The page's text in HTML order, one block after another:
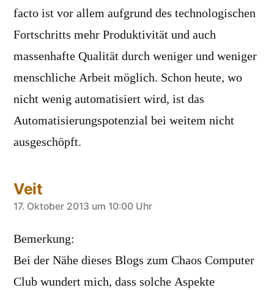
facto ist vor allem aufgrund des technologischen
Fortschritts mehr Produktivität und auch
massenhafte Qualität durch weniger und weniger
menschliche Arbeit möglich. Schon heute, wo
nicht wenig automatisiert wird, ist das
Automatisierungspotenzial bei weitem nicht
ausgeschöpft.
Veit
sagt:
17. Oktober 2013 um 10:00 Uhr
Bemerkung:
Bei der Nähe dieses Blogs zum Chaos Computer
Club wundert mich, dass solche Aspekte